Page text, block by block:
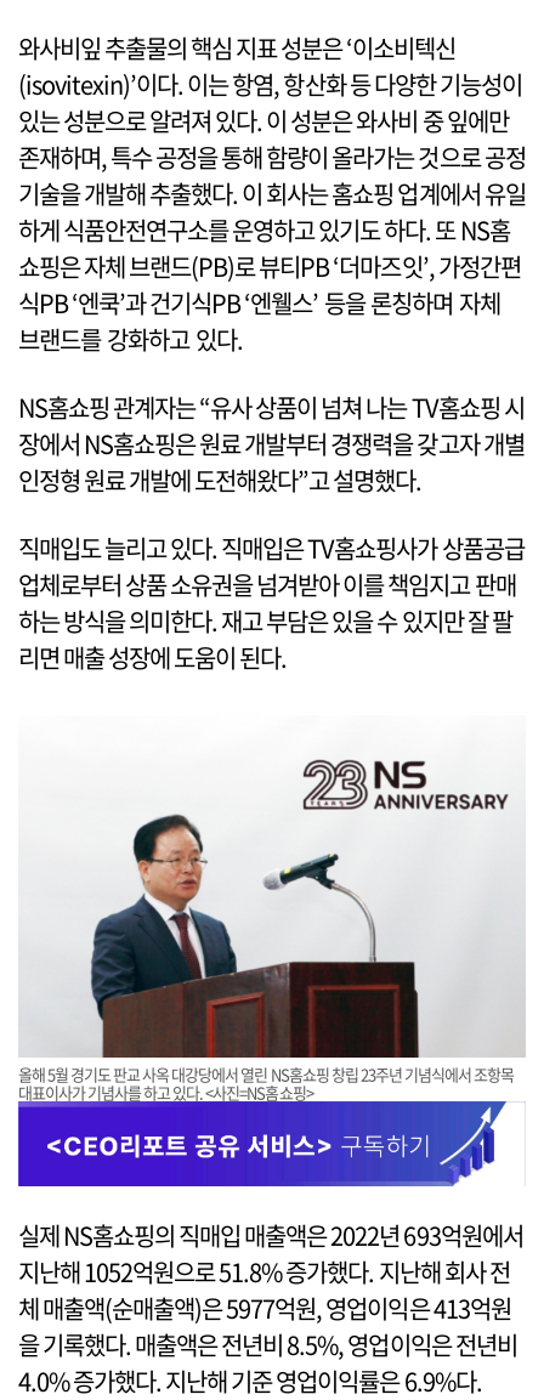
와사비잎 추출물의 핵심 지표 성분은 ‘이소비텍신
(isovitexin)’이다. 이는 항염, 항산화 등 다양한 기능성이
있는 성분으로 알려져 있다. 이 성분은 와사비 중 잎에만
존재하며, 특수 공정을 통해 함량이 올라가는 것으로 공정
기술을 개발해 추출했다. 이 회사는 홈쇼핑 업계에서 유일
하게 식품안전연구소를 운영하고 있기도 하다. 또 NS홈
쇼핑은 자체 브랜드(PB)로 뷰티PB ‘더마즈잇’, 가정간편
식PB ‘엔쿡’과 건기식PB ‘엔웰스’ 등을 론칭하며 자체
브랜드를 강화하고 있다.
NS홈쇼핑 관계자는 “유사 상품이 넘쳐 나는 TV홈쇼핑 시
장에서 NS홈쇼핑은 원료 개발부터 경쟁력을 갖고자 개별
인정형 원료 개발에 도전해왔다”고 설명했다.
직매입도 늘리고 있다. 직매입은 TV홈쇼핑사가 상품공급
업체로부터 상품 소유권을 넘겨받아 이를 책임지고 판매
하는 방식을 의미한다. 재고 부담은 있을 수 있지만 잘 팔
리면 매출 성장에 도움이 된다.
올해 5월 경기도 판교 사옥 대강당에서 열린 NS홈쇼핑 창립 23주년 기념식에서 조항목
대표이사가 기념사를 하고 있다. <사진=NS홈쇼핑>
실제 NS홈쇼핑의 직매입 매출액은 2022년 693억원에서
지난해 1052억원으로 51.8% 증가했다. 지난해 회사 전
체 매출액(순매출액)은 5977억원, 영업이익은 413억원
을 기록했다. 매출액은 전년비 8.5%, 영업이익은 전년비
4.0% 증가했다. 지난해 기준 영업이익률은 6.9%다.